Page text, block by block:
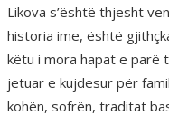
Likova s’është thjesht
historia ime, është
këtu i mora hapat e parë
jetuar e kujdesur për
kohën, sofrën, traditat